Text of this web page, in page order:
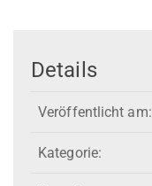
Details
Veröffentlicht am:
Kategorie: